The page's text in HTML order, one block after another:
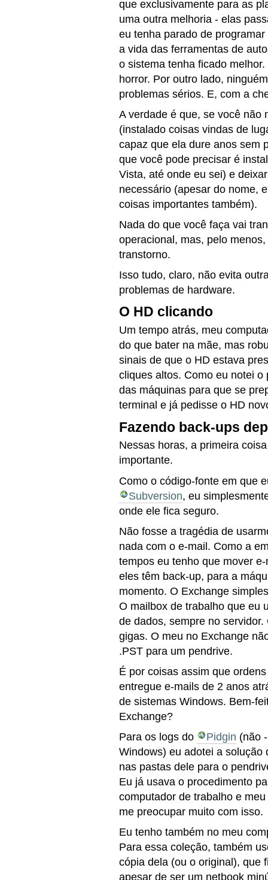
que exclusivamente para as
uma outra melhoria - elas
eu tenha parado de
a vida das ferramentas de
o sistema tenha ficado
horror. Por outro lado,
problemas sérios. E, com a
A verdade é que, se você não
(instalado coisas vindas de
capaz que ela dure anos sem
que você pode precisar é
Vista, até onde eu sei) e
necessário (apesar do nome,
coisas importantes também).
Nada do que você faça vai
operacional, mas, pelo
transtorno.
Isso tudo, claro, não evita
problemas de hardware.
O HD clicando
Um tempo atrás, meu
do que bater na mãe, mas
sinais de que o HD estava
cliques altos. Como eu notei
das máquinas para que se
terminal e já pedisse o HD
Fazendo back-ups
Nessas horas, a primeira
importante.
Como o código-fonte em que
Subversion, eu
onde ele fica seguro.
Não fosse a tragédia de
nada com o e-mail. Como a
tempos eu tenho que mover
eles têm back-up, para a
momento. O Exchange
O mailbox de trabalho que eu
de dados, sempre no
gigas. O meu no Exchange
.PST para um pendrive.
É por coisas assim que
entregue e-mails de 2 anos
de sistemas Windows. Bem-
Exchange?
Para os logs do
Pidgin (não
Windows) eu adotei a
nas pastas dele para o
Eu já usava o procedimento
computador de trabalho e
me preocupar muito com isso.
Eu tenho também no meu
Para essa coleção, também
cópia dela (ou o original), que
apesar de ser um netbook